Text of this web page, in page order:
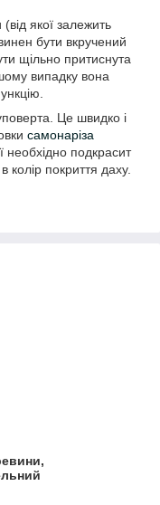
якої залежить
бути вкручений
щільно притиснута
випадку вона
Це швидко і
самонаріза
необхідно подкрасит
колір покриття даху.